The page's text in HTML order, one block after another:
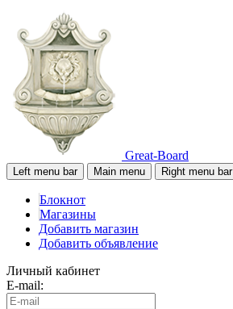
Great-Board
Left menu bar Main menu Right menu bar
Блокнот
Магазины
Добавить магазин
Добавить объявление
Личный кабинет
E-mail: